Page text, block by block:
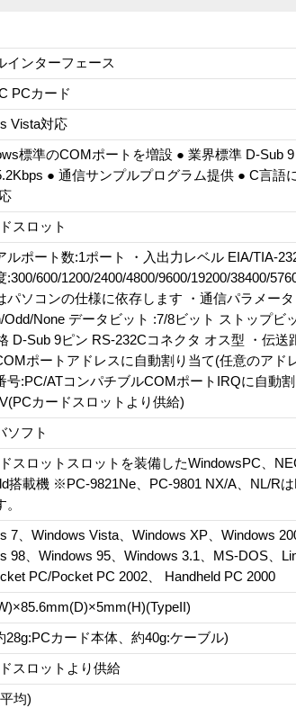
インターフェース
PCカード
Vista対応
標準のCOMポートを増設 ● 業界標準 D-Sub
● 通信サンプルプログラム提供 ● C言語
スロット
ルポート数:1ポート ・入出力レベル EIA/TIA-
:300/600/1200/2400/4800/9600/19200/38400/
パソコンの仕様に依存します ・通信パラメー
Odd/None データビット :7/8ビット ストップ
D-Sub 9ピン RS-232Cコネクタ オス型 ・伝
ポートアドレスに自動割り当て(任意のアド
号:PC/ATコンパチブルCOMポートIRQに自動
カードスロットより供給)
ソフト
スロットスロットを装備したWindowsPC、
搭載機 ※PC-9821Ne、PC-9801 NX/A、NL/R
7、Windows Vista、Windows XP、Windows
98、Windows 95、Windows 3.1、MS-DOS、
PC/Pocket PC 2002、 Handheld PC 2000
28g:PCカード本体、約40g:ケーブル)
スロットより供給
均)